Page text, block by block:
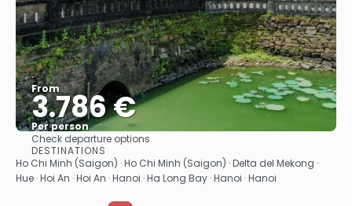
From
3.786 €
Per person
Check departure options
DESTINATIONS
Ho Chi Minh (Saigon) · Ho Chi Minh (Saigon) · Delta del Mekong ·
Hue · Hoi An · Hoi An · Hanoi · Ha Long Bay · Hanoi · Hanoi